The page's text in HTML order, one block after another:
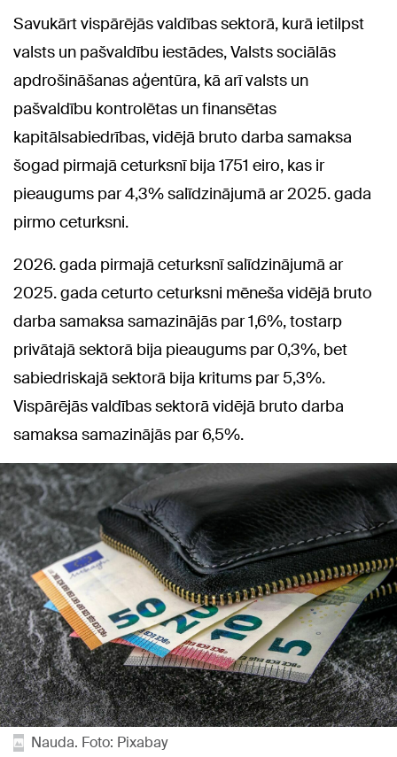
Savukārt vispārējās valdības sektorā, kurā ietilpst
valsts un pašvaldību iestādes, Valsts sociālās
apdrošināšanas aģentūra, kā arī valsts un
pašvaldību kontrolētas un finansētas
kapitālsabiedrības, vidējā bruto darba samaksa
šogad pirmajā ceturksnī bija 1751 eiro, kas ir
pieaugums par 4,3% salīdzinājumā ar 2025. gada
pirmo ceturksni.
2026. gada pirmajā ceturksnī salīdzinājumā ar
2025. gada ceturto ceturksni mēneša vidējā bruto
darba samaksa samazinājās par 1,6%, tostarp
privātajā sektorā bija pieaugums par 0,3%, bet
sabiedriskajā sektorā bija kritums par 5,3%.
Vispārējās valdības sektorā vidējā bruto darba
samaksa samazinājās par 6,5%.
Nauda. Foto: Pixabay